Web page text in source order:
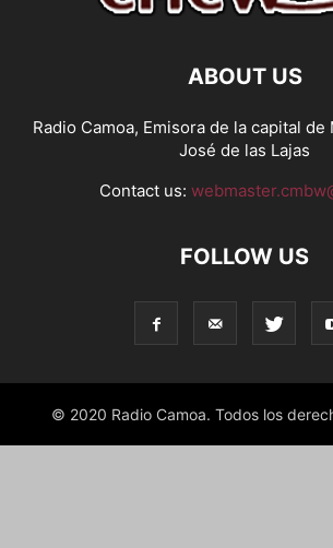
ABOUT US
Radio Camoa, Emisora de la capital de
José de las Lajas
Contact us:
FOLLOW US
© 2020 Radio Camoa. Todos los